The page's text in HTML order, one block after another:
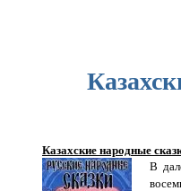
Казахские народные
В